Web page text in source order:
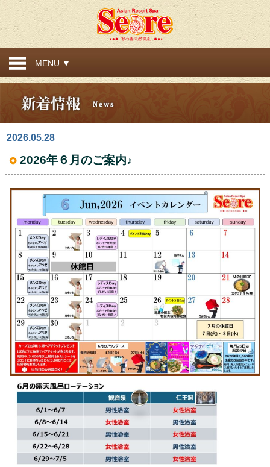
MENU ▼
2026.05.28
2026年６月のご案内♪